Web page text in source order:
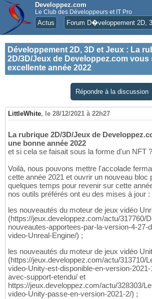
Developpez.com
Le Club des Développeurs et IT Pro
Actus Forum D�veloppement 2D,
Développement 2D, 3D et Jeux : La
2D/3D/Jeux de Developpez.com
excellente année 2022
Répondre à la discussion
LittleWhite, le 28/12/2021 à 22h27
La rubrique 2D/3D/Jeux de
une bonne année 2022
et si cela se faisait sous la forme d'un NFT ?
Voilà, nous pouvons mettre l'accolade
cette année 2021 et ouvrir un nouveau bloc
quelques temps pour revenir sur cette
nos outils préférés ont eu des mises à jour :
les nouveautés du moteur de jeux vidéo
(https://jeux.developpez.com/actu/317760/
nouveautes-apportees-par-la-version-4-27-
video-Unreal-Engine/) ;
les nouveautés du moteur de jeux vidéo
(https://jeux.developpez.com/actu/313710/
video-Unity-est-disponible-en-version-
avec-support-etendu/ et
https://jeux.developpez.com/actu/328303/
video-Unity-passe-en-version-2021-2/) ;